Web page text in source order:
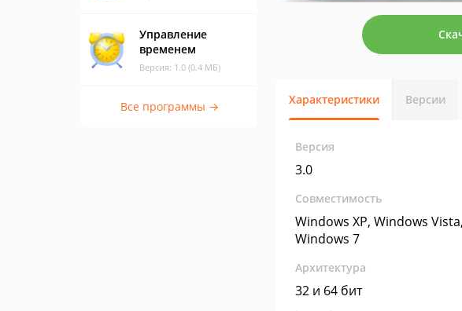
Управление
временем
Версия: 1.0 (0.4 МБ)
Все программы → Характеристики Версии
Версия
3.0
Совместимость
Windows XP, Windows Vista,
Windows 7
Архитектура
32 и 64 бит